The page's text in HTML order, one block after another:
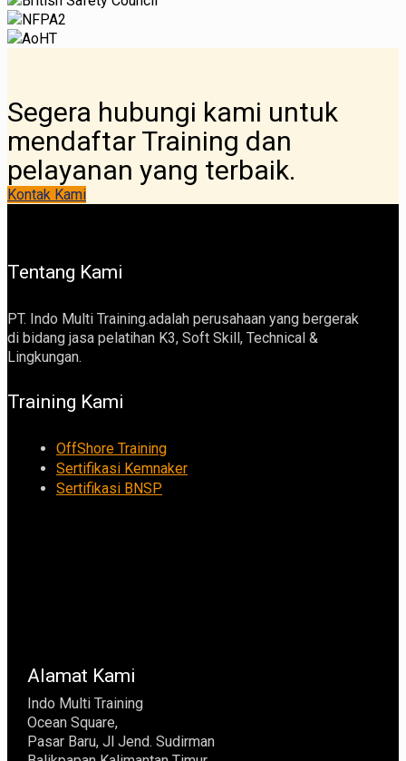
Segera hubungi kami untuk
mendaftar Training dan
pelayanan yang terbaik.
Kontak Kami
Tentang Kami
PT. Indo Multi Training.adalah perusahaan yang bergerak
di bidang jasa pelatihan K3, Soft Skill, Technical &
Lingkungan.
Training Kami
OffShore Training
Sertifikasi Kemnaker
Sertifikasi BNSP
Alamat Kami
Indo Multi Training
Ocean Square,
Pasar Baru, Jl Jend. Sudirman